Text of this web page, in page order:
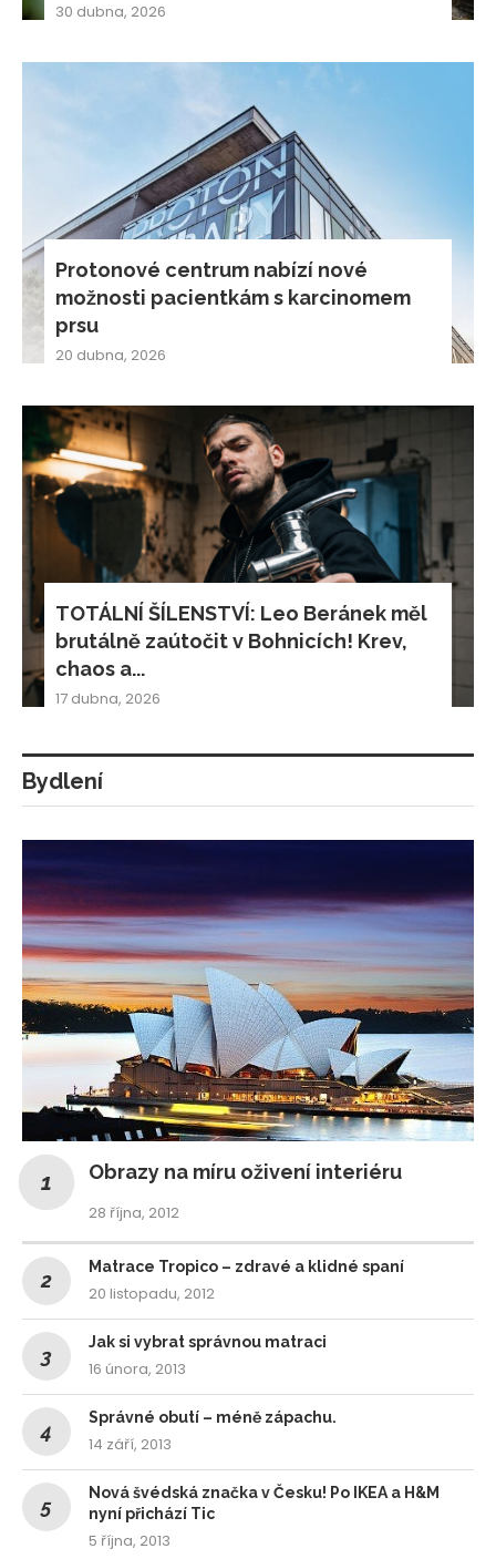
30 dubna, 2026
Protonové centrum nabízí nové
možnosti pacientkám s karcinomem
prsu
20 dubna, 2026
TOTÁLNÍ ŠÍLENSTVÍ: Leo Beránek měl
brutálně zaútočit v Bohnicích! Krev,
chaos a...
17 dubna, 2026
Bydlení
Obrazy na míru oživení interiéru
28 října, 2012
Matrace Tropico – zdravé a klidné spaní
20 listopadu, 2012
Jak si vybrat správnou matraci
16 února, 2013
Správné obutí – méně zápachu.
14 září, 2013
Nová švédská značka v Česku! Po IKEA a H&M
nyní přichází Tic
5 října, 2013